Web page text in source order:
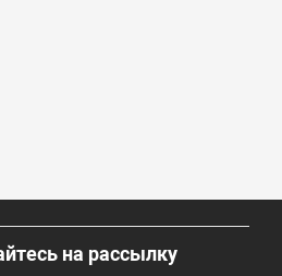
на рассылку